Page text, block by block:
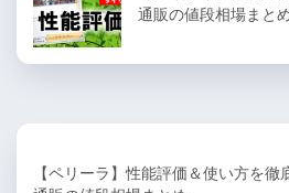
通販の値段相場まと
【ペリーラ】性能評価＆使い方を徹